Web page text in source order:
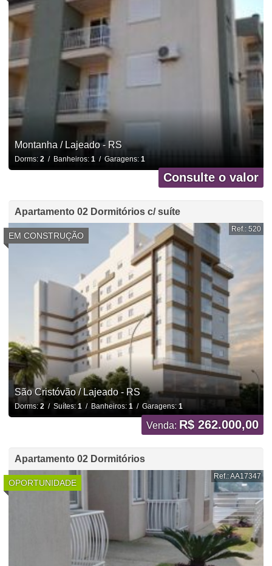
Montanha / Lajeado - RS
Dorms: 2/ Banheiros: 1/ Garagens: 1
Consulte o valor
Apartamento 02 Dormitórios c/ suíte
EM CONSTRUÇÃO
Ref.: 520
São Cristóvão / Lajeado - RS
Dorms: 2/ Suítes: 1/ Banheiros: 1/ Garagens:1
Venda: R$ 262.000,00
Apartamento 02 Dormitórios
OPORTUNIDADE
Ref.: AA17347